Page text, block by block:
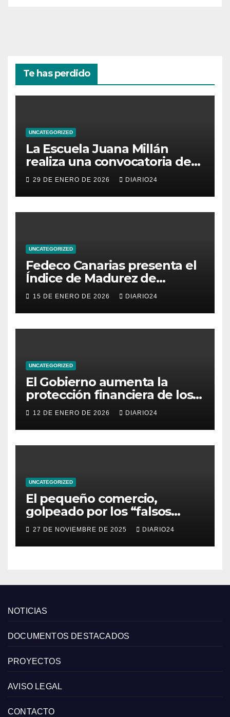
Te has perdido
UNCATEGORIZED
La Escuela Juana Millán
realiza una convocatoria de
becas para mujeres
emprendedoras andaluzas
29 DE ENERO DE 2026 DIARIO24
UNCATEGORIZED
Fedeco Canarias presenta el
Índice de Madurez de
Comercio de Canarias: una
radiografía del estado del
pequeño y mediano
comercio del archipiélago
15 DE ENERO DE 2026 DIARIO24
UNCATEGORIZED
El Gobierno aumenta la
protección financiera de los
consumidores con límites a
los intereses del crédito al
consumo para evitar el
sobreendeudamiento
12 DE ENERO DE 2026 DIARIO24
UNCATEGORIZED
El pequeño comercio,
golpeado por los “falsos
descuentos” del Black Friday
de las grandes cadenas
27 DE NOVIEMBRE DE 2025 DIARIO24
NOTICIAS
DOCUMENTOS DESTACADOS
PROYECTOS
AVISO LEGAL
CONTACTO